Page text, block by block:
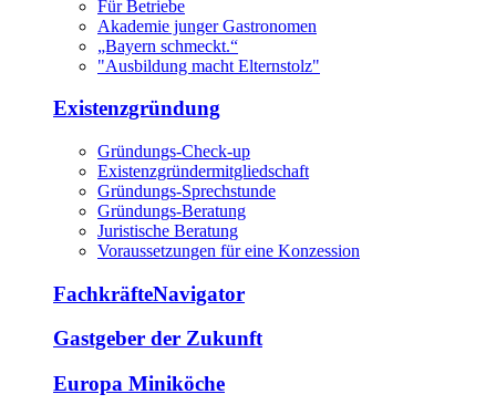
Für Betriebe
Akademie junger Gastronomen
„Bayern schmeckt.“
"Ausbildung macht Elternstolz"
Existenzgründung
Gründungs-Check-up
Existenzgründermitgliedschaft
Gründungs-Sprechstunde
Gründungs-Beratung
Juristische Beratung
Voraussetzungen für eine Konzession
FachkräfteNavigator
Gastgeber der Zukunft
Europa Miniköche